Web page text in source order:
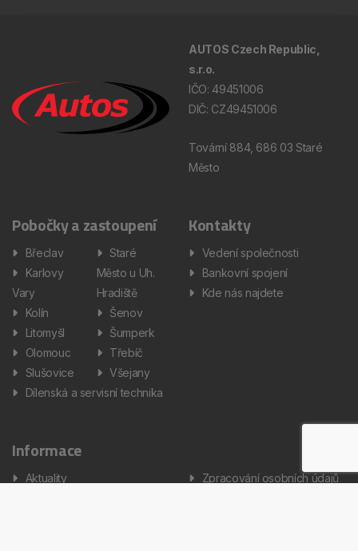
AUTOS Czech Republic,
s.r.o.
IČO: 49451006
DIČ: CZ49451006
Tovární 884, 686 03 Staré
Město
Pobočky a zastoupení
Břeclav
Karlovy
Vary
Kolín
Litomyšl
Olomouc
Slušovice
Staré
Město u Uh.
Hradiště
Šenov
Šumperk
Třebíč
Všejany
Dílenská a servisní technika
Kontakty
Vedení společnosti
Bankovní spojení
Kde nás najdete
Informace
Aktuality
Zpracování osobních údajů